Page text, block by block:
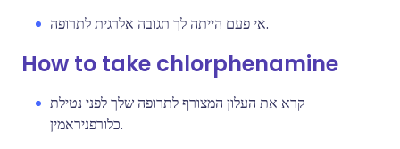
אי פעם הייתה לך תגובה אלרגית לתרופה.
How to take chlorphenamine
קרא את העלון המצורף לתרופה שלך לפני נטילת
כלורפניראמין.